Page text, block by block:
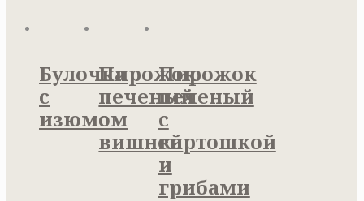
Булочка
с
изюмом
Пирожок
печеный
с
вишней
Пирожок
печеный
с
картошкой
и
грибами